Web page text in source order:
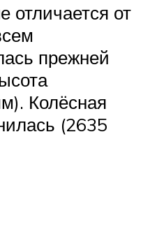
отличается от
прежней
Колёсная
(2635